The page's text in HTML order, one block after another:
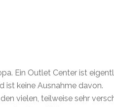
Ein Outlet Center ist
ist keine Ausnahme davon.
vielen, teilweise sehr